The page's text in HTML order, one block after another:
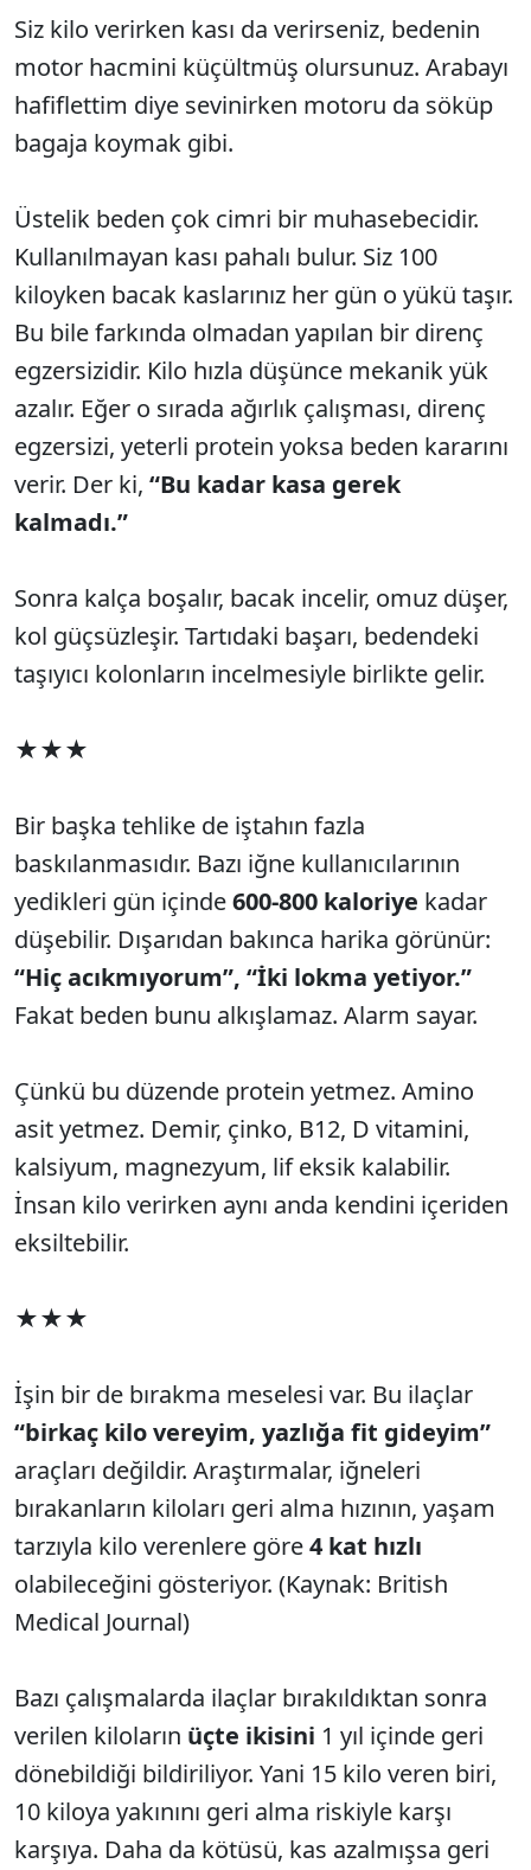
Siz kilo verirken kası da verirseniz, bedenin
motor hacmini küçültmüş olursunuz. Arabayı
hafiflettim diye sevinirken motoru da söküp
bagaja koymak gibi.
Üstelik beden çok cimri bir muhasebecidir.
Kullanılmayan kası pahalı bulur. Siz 100
kiloyken bacak kaslarınız her gün o yükü taşır.
Bu bile farkında olmadan yapılan bir direnç
egzersizidir. Kilo hızla düşünce mekanik yük
azalır. Eğer o sırada ağırlık çalışması, direnç
egzersizi, yeterli protein yoksa beden kararını
verir. Der ki, “Bu kadar kasa gerek
kalmadı.”
Sonra kalça boşalır, bacak incelir, omuz düşer,
kol güçsüzleşir. Tartıdaki başarı, bedendeki
taşıyıcı kolonların incelmesiyle birlikte gelir.
★★★
Bir başka tehlike de iştahın fazla
baskılanmasıdır. Bazı iğne kullanıcılarının
yedikleri gün içinde600-800 kaloriye kadar
düşebilir. Dışarıdan bakınca harika görünür:
“Hiç acıkmıyorum”, “İki lokma yetiyor.”
Fakat beden bunu alkışlamaz. Alarm sayar.
Çünkü bu düzende protein yetmez. Amino
asit yetmez. Demir, çinko, B12, D vitamini,
kalsiyum, magnezyum, lif eksik kalabilir.
İnsan kilo verirken aynı anda kendini içeriden
eksiltebilir.
★★★
İşin bir de bırakma meselesi var. Bu ilaçlar
“birkaç kilo vereyim, yazlığa fit gideyim”
araçları değildir. Araştırmalar, iğneleri
bırakanların kiloları geri alma hızının, yaşam
tarzıyla kilo verenlere göre4 kat hızlı
olabileceğini gösteriyor. (Kaynak: British
Medical Journal)
Bazı çalışmalarda ilaçlar bırakıldıktan sonra
verilen kiloların üçte ikisini 1 yıl içinde geri
dönebildiği bildiriliyor. Yani 15 kilo veren biri,
10 kiloya yakınını geri alma riskiyle karşı
karşıya. Daha da kötüsü, kas azalmışsa geri